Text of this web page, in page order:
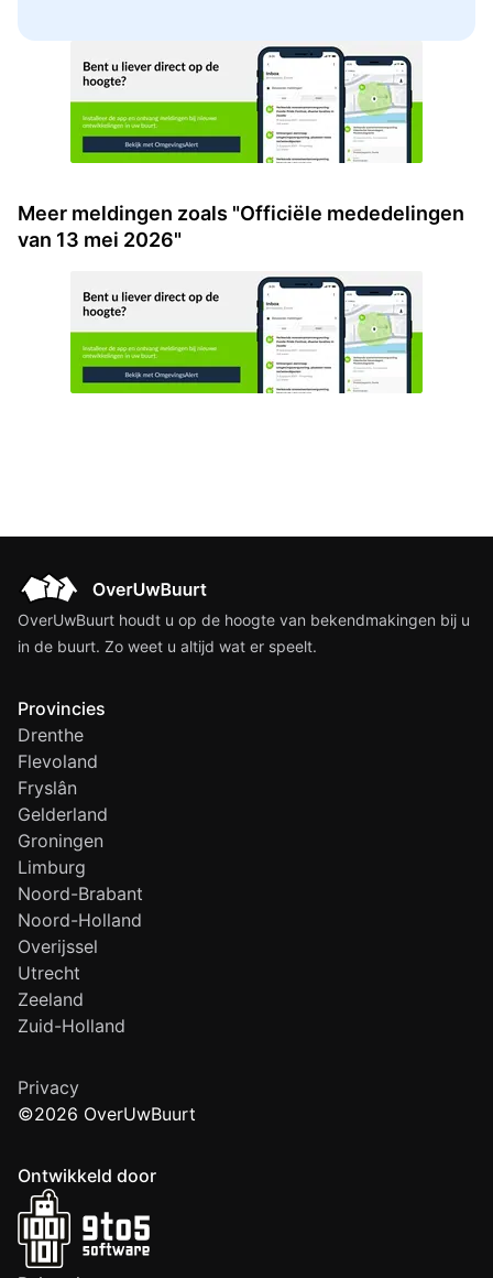
Meer meldingen zoals "Officiële mededelingen
van 13 mei 2026"
OverUwBuurt houdt u op de hoogte van bekendmakingen bij u
in de buurt. Zo weet u altijd wat er speelt.
Provincies
Drenthe
Flevoland
Fryslân
Gelderland
Groningen
Limburg
Noord-Brabant
Noord-Holland
Overijssel
Utrecht
Zeeland
Zuid-Holland
Privacy
©2026 OverUwBuurt
Ontwikkeld door